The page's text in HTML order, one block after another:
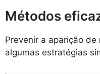
Métodos
Prevenir a aparição de
algumas estratégias